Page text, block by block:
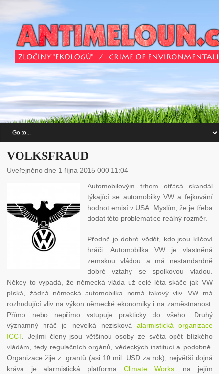
VOLKSFRAUD
Uveřejněno dne 1 října 2015 000 11:04
Automobilovým trhem otřásá skandál
týkající se automobilky VW a fejkování
hodnot emisí v USA. Myslím, že je třeba
dodat této problematice reálný rozměr.
Předně je dobré vědět, kdo jsou klíčoví
hráči. Automobilka VW je vlastněná
zemskou vládou a má nestandardně
dobré vztahy se spolkovou vládou.
Někdy to vypadá, že německá vláda už celé léta skáče jak VW
píská, žádná německá automobilka nemá takový vliv. VW má
rozhodující vliv na výkon německé ekonomiky i na zaměstnanost.
Přímo nebo nepřímo vstupuje prakticky do všeho. Druhý
významný hráč je nevelká nezisková alarmistická organizace
ICCT. Jejími členy jsou většinou osoby ze světa opět blízkého
vládám, tedy regulačních orgánů, vědeckých institucí a podobně.
Organizace žije z grantů (asi 10 mil. USD za rok), největší dojná
kráva je alarmistická platformaClimate Works, na jejím